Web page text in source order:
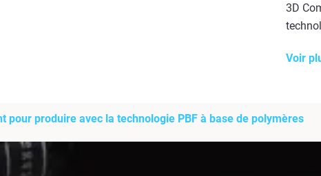
3D
Voir
produire avec la technologie PBF à base de polymères